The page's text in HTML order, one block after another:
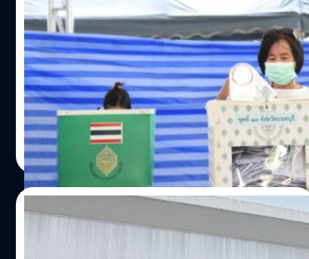
กกต. แจงยิบ! เลือกตั้งล่วงหน้าปัญหาเพียบ
แต่แก้ไขได้ เผยภาพรวมเรียบร้อยดี
นายแสวง บุญมี เลขาธิการคณะกรรมการการเลือกตั้ง (กกต.)
แถลงสรุปภาพรวมการจัดการเลือกตั้งล่วงหน้า วันที่ 7
พฤษภาคม 2566 รับปัญหาเพียบ แต่แก้ไขได้
วาณิชชา สายเสมา| 1188 days ago
Read More
เริ่มแล้ว! ภารกิจขนส่งบัตรเลือกตั้งล่วงหน้าใน